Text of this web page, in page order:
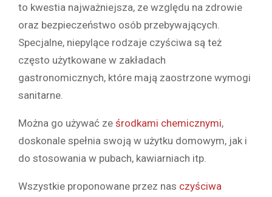
to kwestia najważniejsza, ze względu na zdrowie
oraz bezpieczeństwo osób przebywających.
Specjalne, niepylące rodzaje czyściwa są też
często użytkowane w zakładach
gastronomicznych, które mają zaostrzone wymogi
sanitarne.
Można go używać ze środkami chemicznymi,
doskonale spełnia swoją w użytku domowym, jak i
do stosowania w pubach, kawiarniach itp.
Wszystkie proponowane przez nas czyściwa